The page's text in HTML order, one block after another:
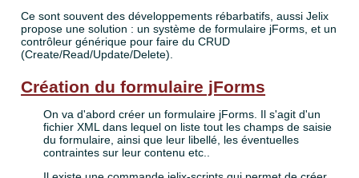
Ce sont souvent des développements rébarbatifs, aussi Jelix
propose une solution : un système de formulaire jForms, et un
contrôleur générique pour faire du CRUD
(Create/Read/Update/Delete).
Création du formulaire jForms
On va d'abord créer un formulaire jForms. Il s'agit d'un
fichier XML dans lequel on liste tout les champs de saisie
du formulaire, ainsi que leur libellé, les éventuelles
contraintes sur leur contenu etc..